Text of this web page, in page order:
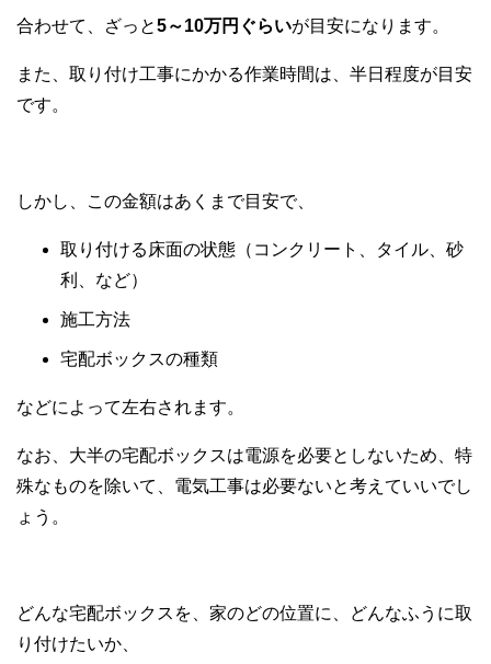
合わせて、ざっと5～10万円ぐらいが目安になります。
また、取り付け工事にかかる作業時間は、半日程度が目安
です。
しかし、この金額はあくまで目安で、
取り付ける床面の状態（コンクリート、タイル、砂
利、など）
施工方法
宅配ボックスの種類
などによって左右されます。
なお、大半の宅配ボックスは電源を必要としないため、特
殊なものを除いて、電気工事は必要ないと考えていいでし
ょう。
どんな宅配ボックスを、家のどの位置に、どんなふうに取
り付けたいか、